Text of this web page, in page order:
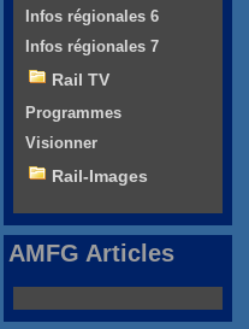
Infos régionales 6
Infos régionales 7
Rail TV
Programmes
Visionner
Rail-Images
AMFG Articles